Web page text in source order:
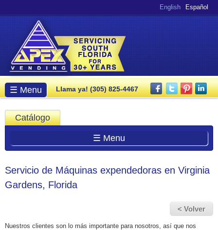
contenido
English Español
Menú principal
☰ Menu Llama ya! (305) 825-4467
Catálogo
☰ Menu
Servicio de Máquinas expendedoras en Virginia
Gardens, Florida
< Volver
Nuestros clientes son lo más importante para nosotros, así que nos